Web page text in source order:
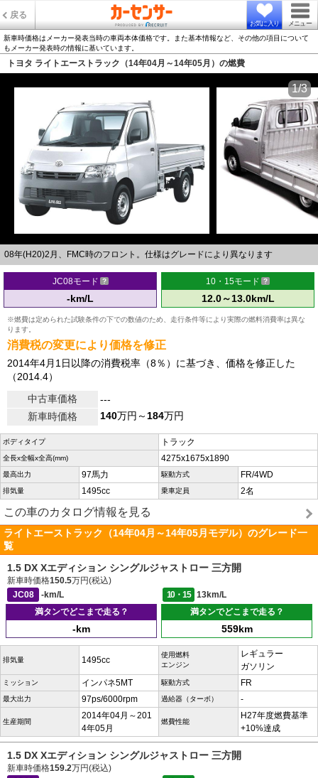
戻る
お気に入り メニュー
新車時価格はメーカー発表当時の車両本体価格です。また基本情報など、その他の項目について
もメーカー発表時の情報に基いています。
トヨタ ライトエーストラック（14年04月～14年05月）の燃費
08年(H20)2月、FMC時のフロント。仕様はグレードにより異なります
1/3
JC08モード
-km/L
10・15モード
12.0～13.0km/L
※燃費は定められた試験条件の下での数値のため、走行条件等により実際の燃料消費率は異な
ります。
消費税の変更により価格を修正
2014年4月1日以降の消費税率（8％）に基づき、価格を修正した
（2014.4）
中古車価格
---
新車時価格
140万円～184万円
ボディタイプ トラック
全長x全幅x全高(mm) 4275x1675x1890
最高出力 97馬力 駆動方式 FR/4WD
排気量 1495cc 乗車定員 2名
この車のカタログ情報を見る
ライトエーストラック（14年04月～14年05月モデル）のグレード一
覧
1.5 DX Xエディション シングルジャストロー 三方開
新車時価格150.5万円(税込)
JC08
-km/L 10・15
13km/L
満タンでどこまで走る？
-km
満タンでどこまで走る？
559km
排気量 1495cc
使用燃料
エンジン
レギュラー
ガソリン
ミッション インパネ5MT 駆動方式 FR
最大出力 97ps/6000rpm 過給器（ターボ） -
生産期間
2014年04月～201
4年05月
燃費性能
H27年度燃費基準
+10%達成
1.5 DX Xエディション シングルジャストロー 三方開
新車時価格159.2万円(税込)